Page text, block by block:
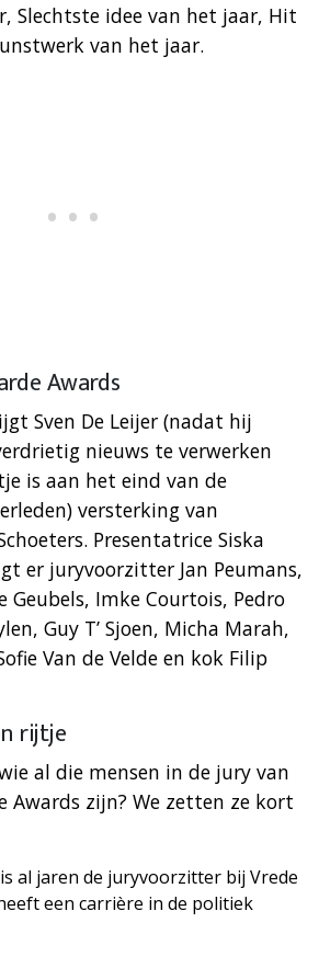
Slechtste idee van het jaar, Hit
van het jaar.
Awards
Sven De Leijer (nadat hij
nieuws te verwerken
is aan het eind van de
versterking van
Presentatrice Siska
er juryvoorzitter Jan Peumans,
Geubels, Imke Courtois, Pedro
Guy T’ Sjoen, Micha Marah,
Van de Velde en kok Filip
rijtje
al die mensen in de jury van
Awards zijn? We zetten ze kort
is al jaren de juryvoorzitter bij Vrede
een carrière in de politiek